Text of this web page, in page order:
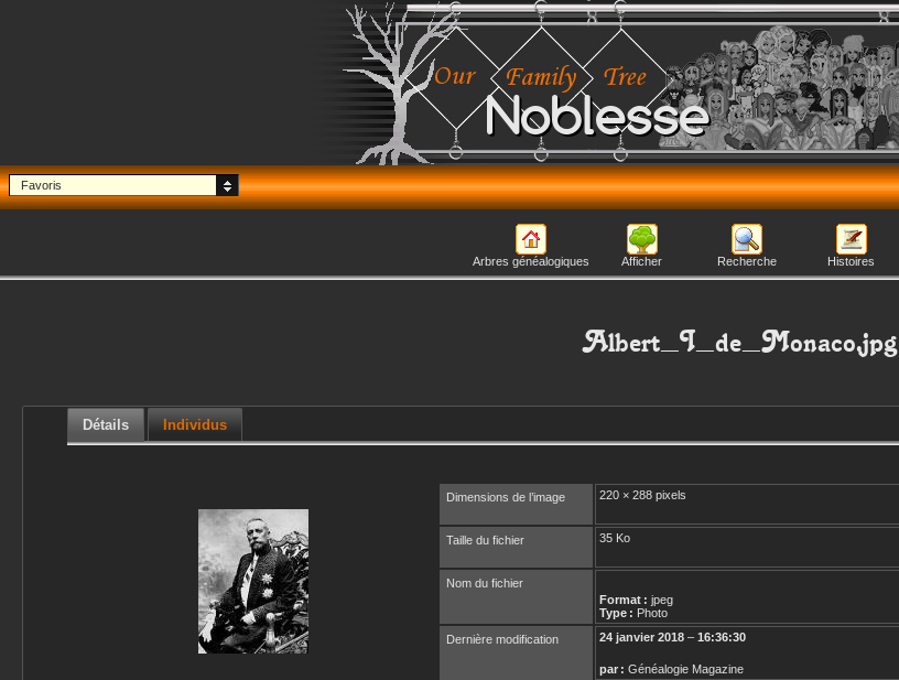
Noblesse
Favoris
Arbres généalogiques Afficher Recherche Histoires
Albert_I_de_Monaco.jpg
Détails Individus
Dimensions de l’image 220 × 288 pixels
Taille du fichier 35 Ko
Nom du fichier
Format : jpeg
Type : Photo
Dernière modification
24 janvier 2018 – 16:36:30
par : Généalogie Magazine